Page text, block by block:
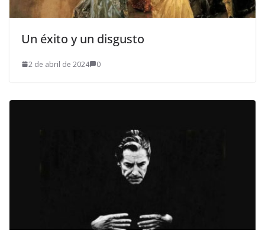
Un éxito y un disgusto
2 de abril de 2024 0